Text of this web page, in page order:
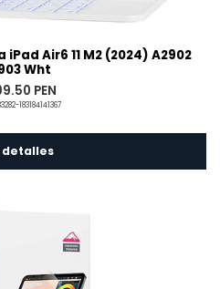
Air6 11 M2 (2024) A2902
Wht
PEN
183184141367
detalles